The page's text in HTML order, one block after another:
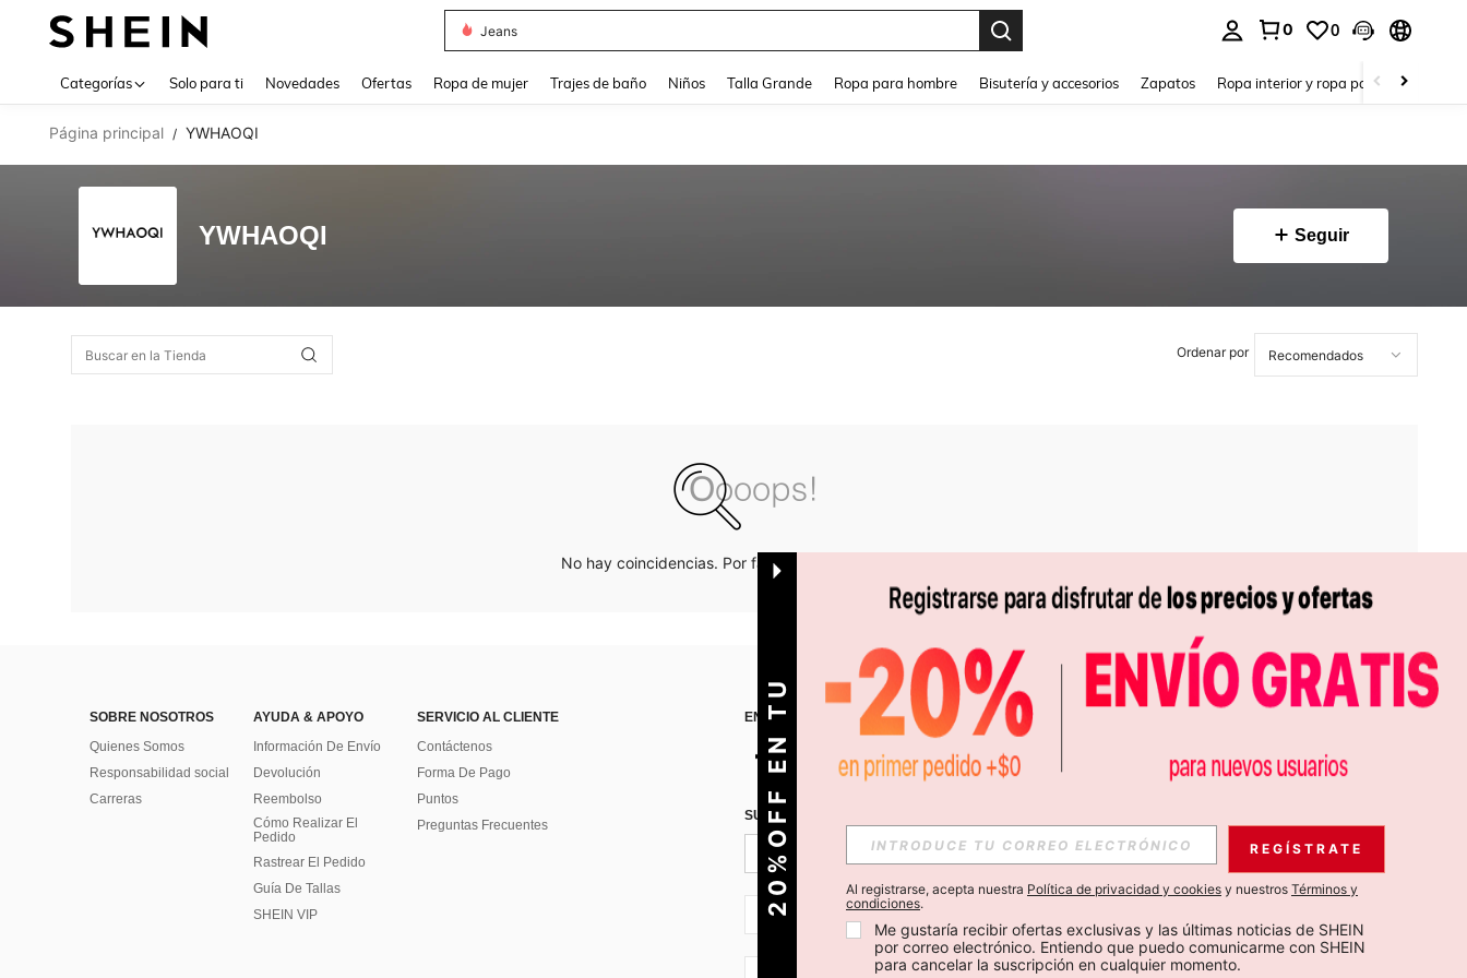
Jeans
0 0
Categorías Solo para ti Novedades Ofertas Ropa de mujer Trajes de baño Niños Talla Grande Ropa para hombre Bisutería y accesorios Zapatos Ropa interior y ropa para dormir
Página principal / YWHAOQI
YWHAOQI Seguir
Ordenar por
No hay coincidencias. Por favor inténtalo de nuevo.
SOBRE NOSOTROS
Quienes Somos
Responsabilidad social
Carreras
AYUDA & APOYO
Información De Envío
Devolución
Reembolso
Cómo Realizar El
Pedido
Rastrear El Pedido
Guía De Tallas
SHEIN VIP
SERVICIO AL CLIENTE
Contáctenos
Forma De Pago
Puntos
Preguntas Frecuentes
ENCUÉNTRANOS EN APP
SUSCRÍBETE PARA RECIBIR OFERTAS EXCLUSIVAS, PROMOCIONES Y NOTICIAS DE SHEIN
Suscribir
CL + 56
2
0
%
O
F
F
E
N
T
U
P
R
I
M
E
R
P
E
D
I
D REGÍSTRATE
Al registrarse, acepta nuestra Política de privacidad y cookies y nuestros Términos y
condiciones.
Me gustaría recibir ofertas exclusivas y las últimas noticias de SHEIN
por correo electrónico. Entiendo que puedo comunicarme con SHEIN
para cancelar la suscripción en cualquier momento.